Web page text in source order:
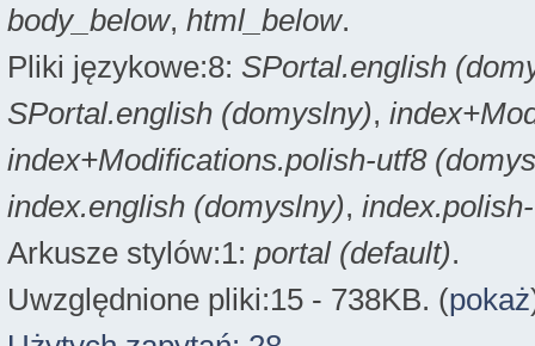
body_below, html_below.
Pliki językowe:8: SPortal.english
SPortal.english (domyslny),
index+Modifications.polish-utf8
index.english (domyslny),
Arkusze stylów:1: portal (default).
Uwzględnione pliki:15 - 738KB. (pokaż